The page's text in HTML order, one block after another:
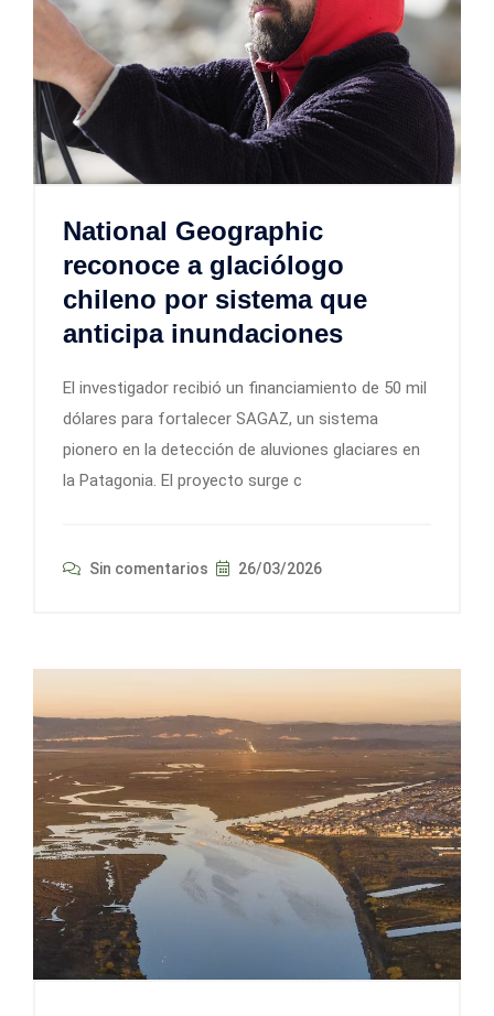
National Geographic
reconoce a glaciólogo
chileno por sistema que
anticipa inundaciones
El investigador recibió un financiamiento de 50 mil
dólares para fortalecer SAGAZ, un sistema
pionero en la detección de aluviones glaciares en
la Patagonia. El proyecto surge c
Sin comentarios 26/03/2026